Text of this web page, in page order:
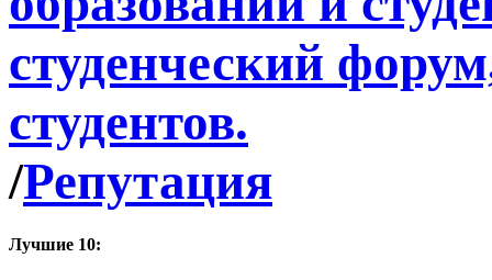
/Репутация
Лучшие 10: